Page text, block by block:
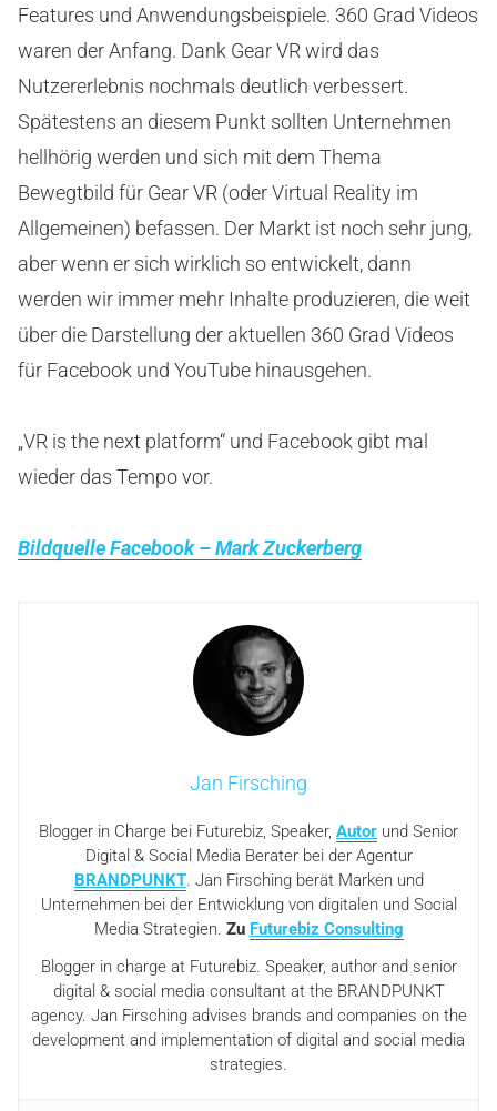
Features und Anwendungsbeispiele. 360 Grad Videos
waren der Anfang. Dank Gear VR wird das
Nutzererlebnis nochmals deutlich verbessert.
Spätestens an diesem Punkt sollten Unternehmen
hellhörig werden und sich mit dem Thema
Bewegtbild für Gear VR (oder Virtual Reality im
Allgemeinen) befassen. Der Markt ist noch sehr jung,
aber wenn er sich wirklich so entwickelt, dann
werden wir immer mehr Inhalte produzieren, die weit
über die Darstellung der aktuellen 360 Grad Videos
für Facebook und YouTube hinausgehen.
„VR is the next platform“ und Facebook gibt mal
wieder das Tempo vor.
Bildquelle Facebook – Mark Zuckerberg
Jan Firsching
Blogger in Charge bei Futurebiz, Speaker, Autor und Senior
Digital & Social Media Berater bei der Agentur
BRANDPUNKT. Jan Firsching berät Marken und
Unternehmen bei der Entwicklung von digitalen und Social
Media Strategien. Zu Futurebiz Consulting
Blogger in charge at Futurebiz. Speaker, author and senior
digital & social media consultant at the BRANDPUNKT
agency. Jan Firsching advises brands and companies on the
development and implementation of digital and social media
strategies.